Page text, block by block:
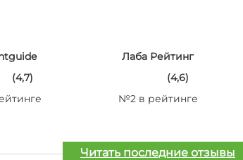
(4,7)
Лаба Рейтинг
(4,6)
№2 в рейтинге
Читать последние отзывы